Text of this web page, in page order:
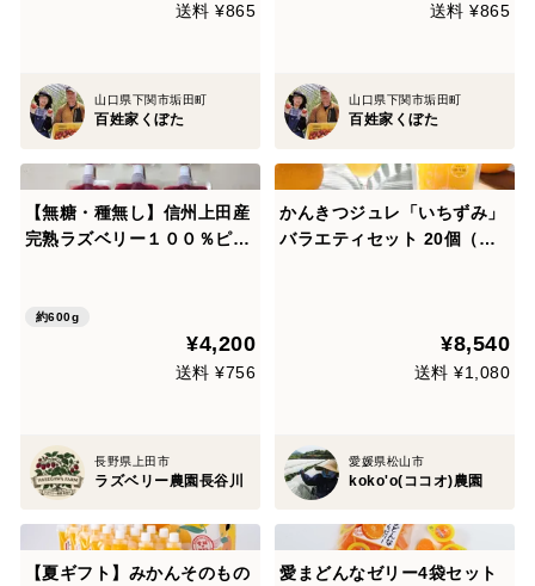
送料 ¥865
山口県下関市垢田町
百姓家くぼた
送料 ¥865
山口県下関市垢田町
百姓家くぼた
【無糖・種無し】信州上田産
完熟ラズベリー１００％ピュ
約600g
¥4,200
送料 ¥756
長野県上田市
ラズベリー農園長谷川
かんきつジュレ「いちずみ」
バラエティセット 20個（紅
¥8,540
送料 ¥1,080
愛媛県松山市
koko'o(ココオ)農園
【夏ギフト】みかんそのもの
愛まどんなゼリー4袋セット